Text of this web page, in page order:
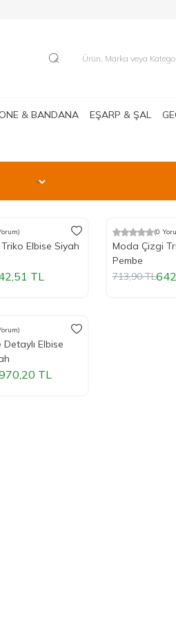
& BANDANA EŞARP & ŞAL
Elbise Siyah
TL
%10İndirim
Yeni (0
Moda Çizgi
Pembe
713,90TL
Elbise
TL